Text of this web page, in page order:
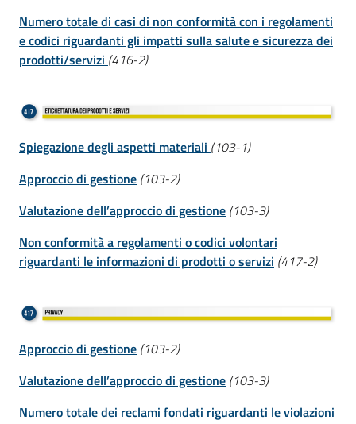
Numero totale di casi di non conformità con i regolamenti
e codici riguardanti gli impatti sulla salute e sicurezza dei
prodotti/servizi (416-2)
Spiegazione degli aspetti materiali (103-1)
Approccio di gestione (103-2)
Valutazione dell’approccio di gestione (103-3)
Non conformità a regolamenti o codici volontari
riguardanti le informazioni di prodotti o servizi (417-2)
Approccio di gestione (103-2)
Valutazione dell’approccio di gestione (103-3)
Numero totale dei reclami fondati riguardanti le violazioni